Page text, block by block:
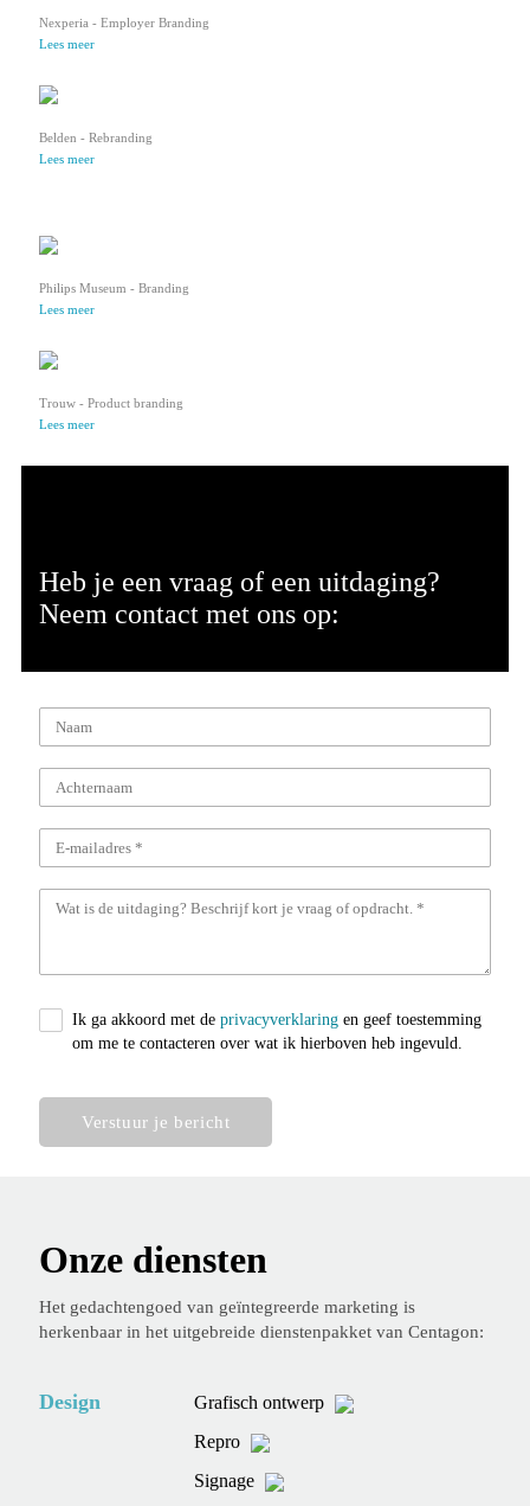
Nexperia - Employer Branding
Lees meer
Belden - Rebranding
Lees meer
Philips Museum - Branding
Lees meer
Trouw - Product branding
Lees meer
Heb je een vraag of een uitdaging?
Neem contact met ons op:
Ik ga akkoord met de privacyverklaring en geef toestemming
om me te contacteren over wat ik hierboven heb ingevuld.
Verstuur je bericht
Onze diensten
Het gedachtengoed van geïntegreerde marketing is
herkenbaar in het uitgebreide dienstenpakket van Centagon:
Design
Grafisch ontwerp
Repro
Signage